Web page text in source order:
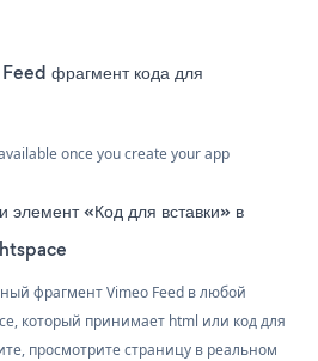
фрагмент кода для
once you create your app
элемент «Код для вставки» в
фрагмент Vimeo Feed в любой
который принимает html или код для
просмотрите страницу в реальном